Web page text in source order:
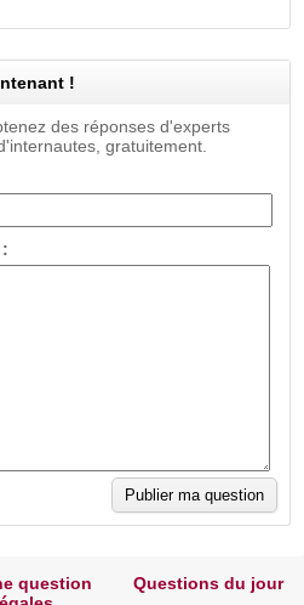
!
des réponses d'experts
gratuitement.
question
Questions du jour